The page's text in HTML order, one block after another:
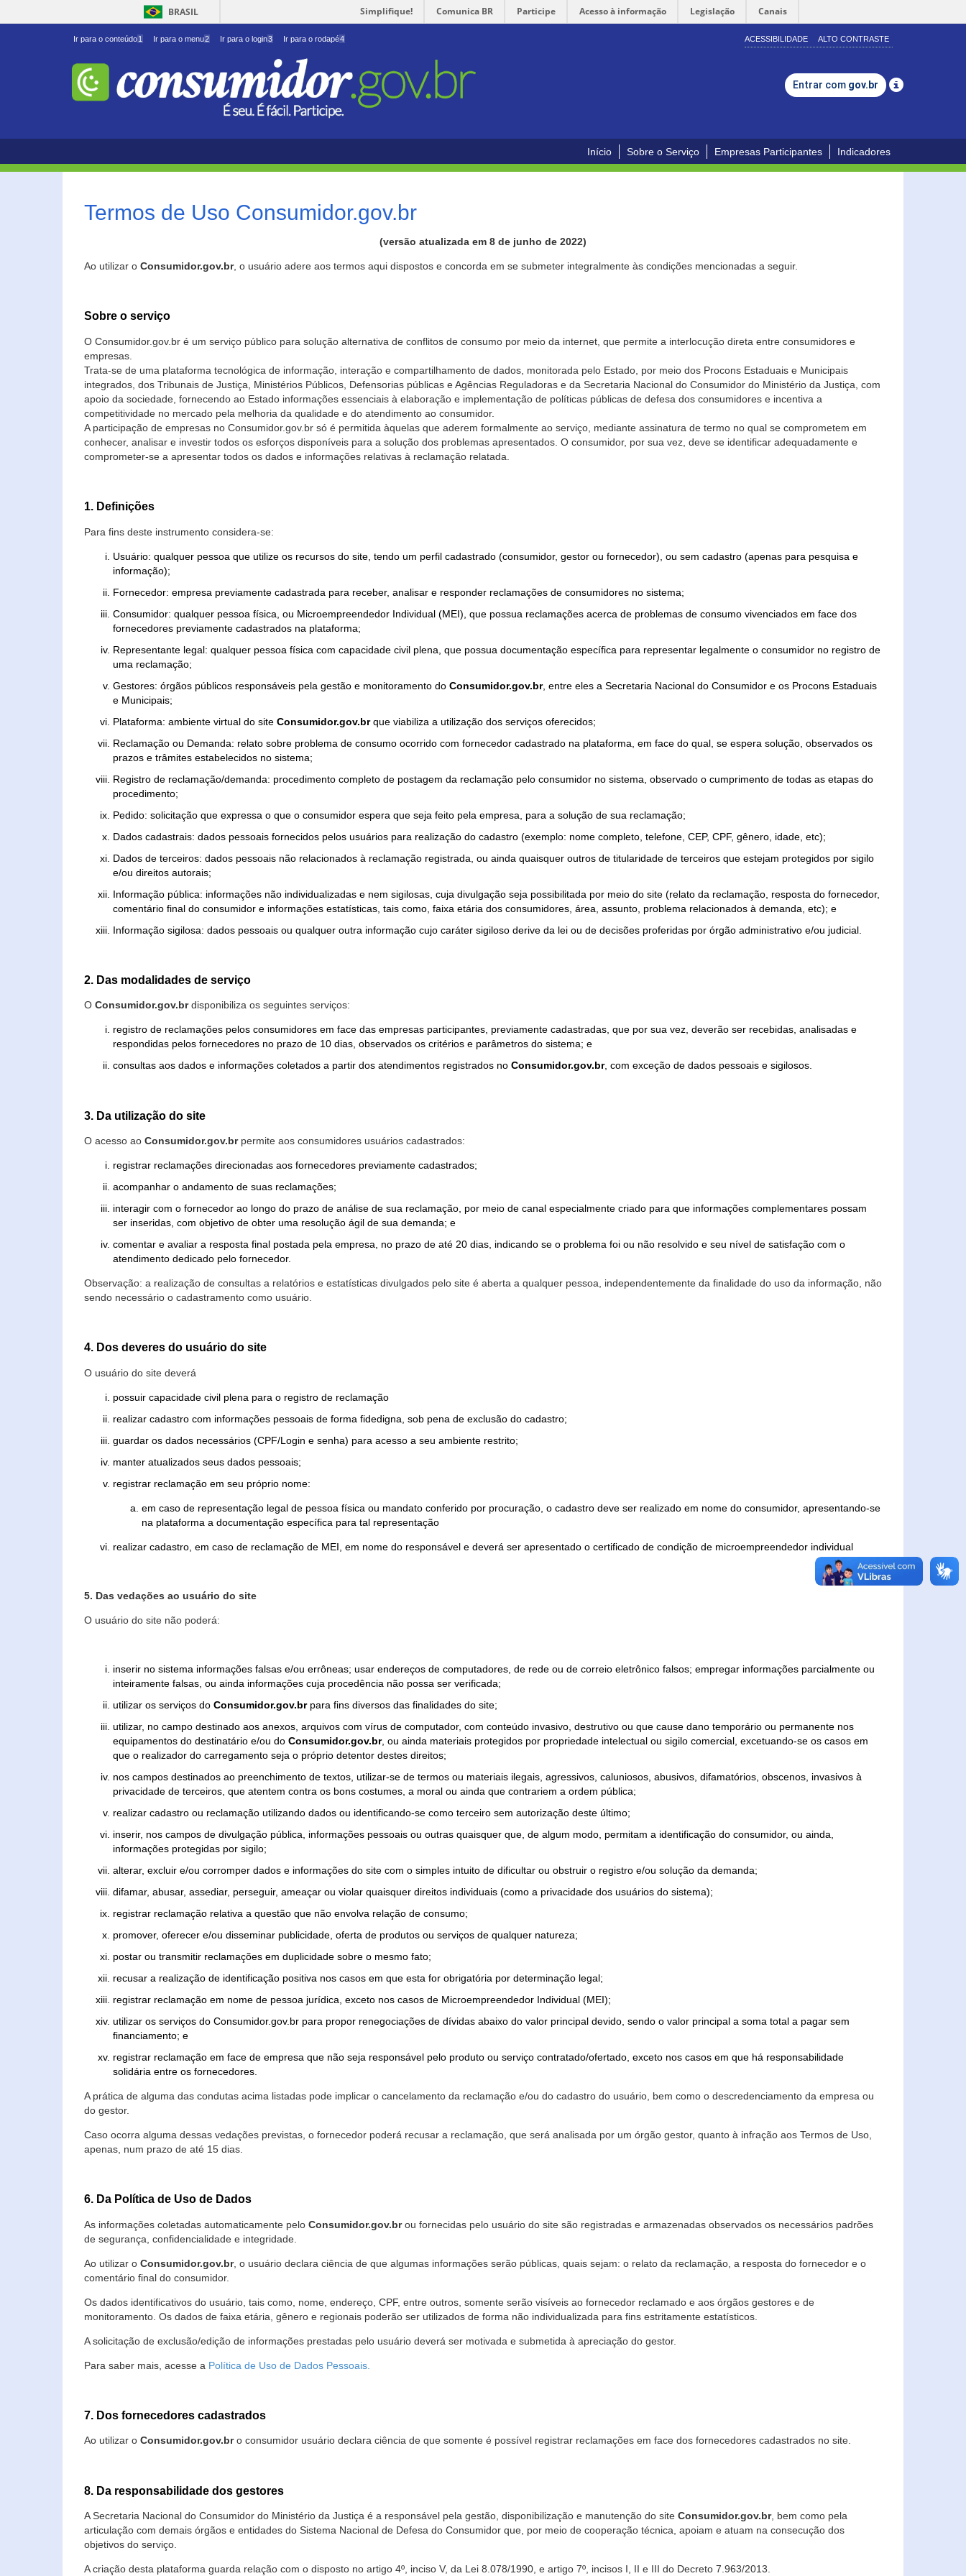
BRASIL Simplifique! Comunica BR Participe Acesso à informação Legislação Canais
Ir para o conteúdo1 Ir para o menu2 Ir para o login3 Ir para o rodapé4 ACESSIBILIDADE ALTO CONTRASTE
Entrar com gov.br
Início Sobre o Serviço Empresas Participantes Indicadores
Termos de Uso Consumidor.gov.br
(versão atualizada em 8 de junho de 2022)
Ao utilizar o Consumidor.gov.br, o usuário adere aos termos aqui dispostos e concorda em se submeter integralmente às condições mencionadas a seguir.
Sobre o serviço
O Consumidor.gov.br é um serviço público para solução alternativa de conflitos de consumo por meio da internet, que permite a interlocução direta entre consumidores e
empresas.
Trata-se de uma plataforma tecnológica de informação, interação e compartilhamento de dados, monitorada pelo Estado, por meio dos Procons Estaduais e Municipais
integrados, dos Tribunais de Justiça, Ministérios Públicos, Defensorias públicas e Agências Reguladoras e da Secretaria Nacional do Consumidor do Ministério da Justiça, com
apoio da sociedade, fornecendo ao Estado informações essenciais à elaboração e implementação de políticas públicas de defesa dos consumidores e incentiva a
competitividade no mercado pela melhoria da qualidade e do atendimento ao consumidor.
A participação de empresas no Consumidor.gov.br só é permitida àquelas que aderem formalmente ao serviço, mediante assinatura de termo no qual se comprometem em
conhecer, analisar e investir todos os esforços disponíveis para a solução dos problemas apresentados. O consumidor, por sua vez, deve se identificar adequadamente e
comprometer-se a apresentar todos os dados e informações relativas à reclamação relatada.
1. Definições
Para fins deste instrumento considera-se:
Usuário: qualquer pessoa que utilize os recursos do site, tendo um perfil cadastrado (consumidor, gestor ou fornecedor), ou sem cadastro (apenas para pesquisa e
informação);
Fornecedor: empresa previamente cadastrada para receber, analisar e responder reclamações de consumidores no sistema;
Consumidor: qualquer pessoa física, ou Microempreendedor Individual (MEI), que possua reclamações acerca de problemas de consumo vivenciados em face dos
fornecedores previamente cadastrados na plataforma;
Representante legal: qualquer pessoa física com capacidade civil plena, que possua documentação específica para representar legalmente o consumidor no registro de
uma reclamação;
Gestores: órgãos públicos responsáveis pela gestão e monitoramento do Consumidor.gov.br, entre eles a Secretaria Nacional do Consumidor e os Procons Estaduais
e Municipais;
Plataforma: ambiente virtual do site Consumidor.gov.brque viabiliza a utilização dos serviços oferecidos;
Reclamação ou Demanda: relato sobre problema de consumo ocorrido com fornecedor cadastrado na plataforma, em face do qual, se espera solução, observados os
prazos e trâmites estabelecidos no sistema;
Registro de reclamação/demanda: procedimento completo de postagem da reclamação pelo consumidor no sistema, observado o cumprimento de todas as etapas do
procedimento;
Pedido: solicitação que expressa o que o consumidor espera que seja feito pela empresa, para a solução de sua reclamação;
Dados cadastrais: dados pessoais fornecidos pelos usuários para realização do cadastro (exemplo: nome completo, telefone, CEP, CPF, gênero, idade, etc);
Dados de terceiros: dados pessoais não relacionados à reclamação registrada, ou ainda quaisquer outros de titularidade de terceiros que estejam protegidos por sigilo
e/ou direitos autorais;
Informação pública: informações não individualizadas e nem sigilosas, cuja divulgação seja possibilitada por meio do site (relato da reclamação, resposta do fornecedor,
comentário final do consumidor e informações estatísticas, tais como, faixa etária dos consumidores, área, assunto, problema relacionados à demanda, etc); e
Informação sigilosa: dados pessoais ou qualquer outra informação cujo caráter sigiloso derive da lei ou de decisões proferidas por órgão administrativo e/ou judicial.
2. Das modalidades de serviço
O Consumidor.gov.brdisponibiliza os seguintes serviços:
registro de reclamações pelos consumidores em face das empresas participantes, previamente cadastradas, que por sua vez, deverão ser recebidas, analisadas e
respondidas pelos fornecedores no prazo de 10 dias, observados os critérios e parâmetros do sistema; e
consultas aos dados e informações coletados a partir dos atendimentos registrados no Consumidor.gov.br, com exceção de dados pessoais e sigilosos.
3. Da utilização do site
O acesso ao Consumidor.gov.brpermite aos consumidores usuários cadastrados:
registrar reclamações direcionadas aos fornecedores previamente cadastrados;
acompanhar o andamento de suas reclamações;
interagir com o fornecedor ao longo do prazo de análise de sua reclamação, por meio de canal especialmente criado para que informações complementares possam
ser inseridas, com objetivo de obter uma resolução ágil de sua demanda; e
comentar e avaliar a resposta final postada pela empresa, no prazo de até 20 dias, indicando se o problema foi ou não resolvido e seu nível de satisfação com o
atendimento dedicado pelo fornecedor.
Observação: a realização de consultas a relatórios e estatísticas divulgados pelo site é aberta a qualquer pessoa, independentemente da finalidade do uso da informação, não
sendo necessário o cadastramento como usuário.
4. Dos deveres do usuário do site
O usuário do site deverá
possuir capacidade civil plena para o registro de reclamação
realizar cadastro com informações pessoais de forma fidedigna, sob pena de exclusão do cadastro;
guardar os dados necessários (CPF/Login e senha) para acesso a seu ambiente restrito;
manter atualizados seus dados pessoais;
registrar reclamação em seu próprio nome:
em caso de representação legal de pessoa física ou mandato conferido por procuração, o cadastro deve ser realizado em nome do consumidor, apresentando-se
na plataforma a documentação específica para tal representação
realizar cadastro, em caso de reclamação de MEI, em nome do responsável e deverá ser apresentado o certificado de condição de microempreendedor individual
5. Das vedações ao usuário do site
O usuário do site não poderá:
inserir no sistema informações falsas e/ou errôneas; usar endereços de computadores, de rede ou de correio eletrônico falsos; empregar informações parcialmente ou
inteiramente falsas, ou ainda informações cuja procedência não possa ser verificada;
utilizar os serviços do Consumidor.gov.brpara fins diversos das finalidades do site;
utilizar, no campo destinado aos anexos, arquivos com vírus de computador, com conteúdo invasivo, destrutivo ou que cause dano temporário ou permanente nos
equipamentos do destinatário e/ou do Consumidor.gov.br, ou ainda materiais protegidos por propriedade intelectual ou sigilo comercial, excetuando-se os casos em
que o realizador do carregamento seja o próprio detentor destes direitos;
nos campos destinados ao preenchimento de textos, utilizar-se de termos ou materiais ilegais, agressivos, caluniosos, abusivos, difamatórios, obscenos, invasivos à
privacidade de terceiros, que atentem contra os bons costumes, a moral ou ainda que contrariem a ordem pública;
realizar cadastro ou reclamação utilizando dados ou identificando-se como terceiro sem autorização deste último;
inserir, nos campos de divulgação pública, informações pessoais ou outras quaisquer que, de algum modo, permitam a identificação do consumidor, ou ainda,
informações protegidas por sigilo;
alterar, excluir e/ou corromper dados e informações do site com o simples intuito de dificultar ou obstruir o registro e/ou solução da demanda;
difamar, abusar, assediar, perseguir, ameaçar ou violar quaisquer direitos individuais (como a privacidade dos usuários do sistema);
registrar reclamação relativa a questão que não envolva relação de consumo;
promover, oferecer e/ou disseminar publicidade, oferta de produtos ou serviços de qualquer natureza;
postar ou transmitir reclamações em duplicidade sobre o mesmo fato;
recusar a realização de identificação positiva nos casos em que esta for obrigatória por determinação legal;
registrar reclamação em nome de pessoa jurídica, exceto nos casos de Microempreendedor Individual (MEI);
utilizar os serviços do Consumidor.gov.br para propor renegociações de dívidas abaixo do valor principal devido, sendo o valor principal a soma total a pagar sem
financiamento; e
registrar reclamação em face de empresa que não seja responsável pelo produto ou serviço contratado/ofertado, exceto nos casos em que há responsabilidade
solidária entre os fornecedores.
A prática de alguma das condutas acima listadas pode implicar o cancelamento da reclamação e/ou do cadastro do usuário, bem como o descredenciamento da empresa ou
do gestor.
Caso ocorra alguma dessas vedações previstas, o fornecedor poderá recusar a reclamação, que será analisada por um órgão gestor, quanto à infração aos Termos de Uso,
apenas, num prazo de até 15 dias.
6. Da Política de Uso de Dados
As informações coletadas automaticamente pelo Consumidor.gov.brou fornecidas pelo usuário do site são registradas e armazenadas observados os necessários padrões
de segurança, confidencialidade e integridade.
Ao utilizar o Consumidor.gov.br, o usuário declara ciência de que algumas informações serão públicas, quais sejam: o relato da reclamação, a resposta do fornecedor e o
comentário final do consumidor.
Os dados identificativos do usuário, tais como, nome, endereço, CPF, entre outros, somente serão visíveis ao fornecedor reclamado e aos órgãos gestores e de
monitoramento. Os dados de faixa etária, gênero e regionais poderão ser utilizados de forma não individualizada para fins estritamente estatísticos.
A solicitação de exclusão/edição de informações prestadas pelo usuário deverá ser motivada e submetida à apreciação do gestor.
Para saber mais, acesse a Política de Uso de Dados Pessoais.
7. Dos fornecedores cadastrados
Ao utilizar o Consumidor.gov.bro consumidor usuário declara ciência de que somente é possível registrar reclamações em face dos fornecedores cadastrados no site.
8. Da responsabilidade dos gestores
A Secretaria Nacional do Consumidor do Ministério da Justiça é a responsável pela gestão, disponibilização e manutenção do site Consumidor.gov.br, bem como pela
articulação com demais órgãos e entidades do Sistema Nacional de Defesa do Consumidor que, por meio de cooperação técnica, apoiam e atuam na consecução dos
objetivos do serviço.
A criação desta plataforma guarda relação com o disposto no artigo 4º, inciso V, da Lei 8.078/1990, e artigo 7º, incisos I, II e III do Decreto 7.963/2013.